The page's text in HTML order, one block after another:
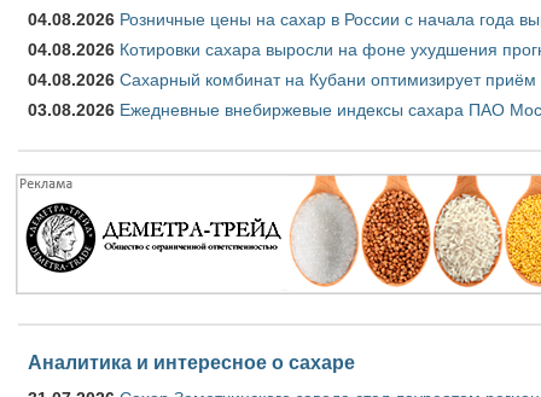
04.08.2026 Розничные цены на сахар в России с начала года
04.08.2026 Котировки сахара выросли на фоне ухудшения
04.08.2026 Сахарный комбинат на Кубани оптимизирует приём
03.08.2026 Ежедневные внебиржевые индексы сахара ПАО
Аналитика и интересное о сахаре